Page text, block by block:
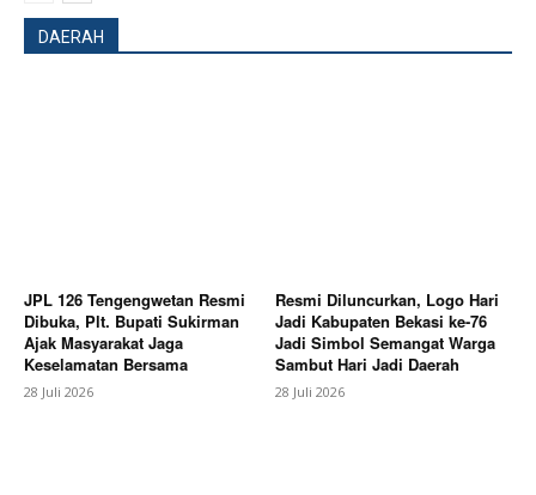
DAERAH
JPL 126 Tengengwetan Resmi
Dibuka, Plt. Bupati Sukirman
Ajak Masyarakat Jaga
Keselamatan Bersama
28 Juli 2026
Resmi Diluncurkan, Logo Hari
Jadi Kabupaten Bekasi ke-76
Jadi Simbol Semangat Warga
Sambut Hari Jadi Daerah
28 Juli 2026